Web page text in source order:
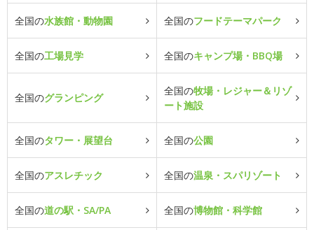
全国の水族館・動物園 全国のフードテーマパーク
全国の工場見学 全国のキャンプ場・BBQ場
全国のグランピング
全国の牧場・レジャー＆リゾ
ート施設
全国のタワー・展望台 全国の公園
全国のアスレチック 全国の温泉・スパリゾート
全国の道の駅・SA/PA 全国の博物館・科学館